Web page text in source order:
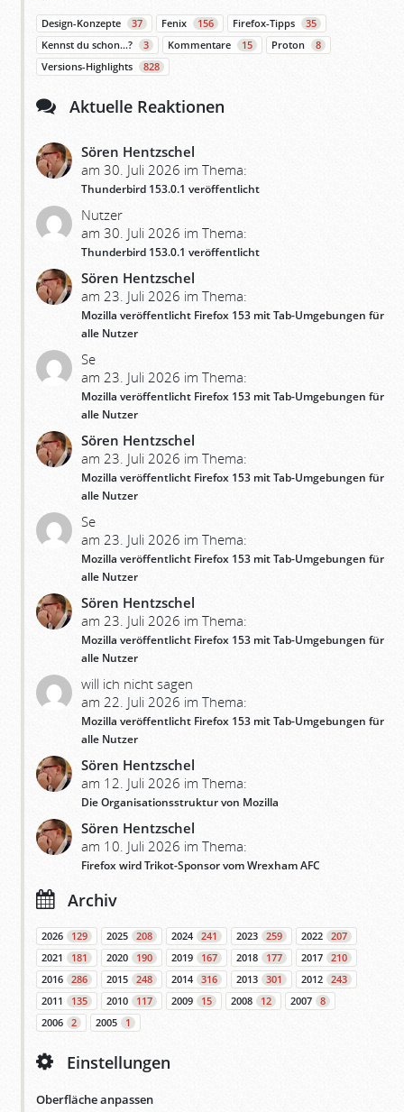
Design-Konzepte 37 Fenix 156 Firefox-Tipps
35
Kennst du schon…?
3 Kommentare 15 Proton
8
Versions-Highlights
828
Aktuelle Reaktionen
Sören Hentzschel
am 30. Juli 2026 im Thema:
Thunderbird 153.0.1 veröffentlicht
Nutzer
am 30. Juli 2026 im Thema:
Thunderbird 153.0.1 veröffentlicht
Sören Hentzschel
am 23. Juli 2026 im Thema:
Mozilla veröffentlicht Firefox 153 mit Tab-Umgebungen für
alle Nutzer
Se
am 23. Juli 2026 im Thema:
Mozilla veröffentlicht Firefox 153 mit Tab-Umgebungen für
alle Nutzer
Sören Hentzschel
am 23. Juli 2026 im Thema:
Mozilla veröffentlicht Firefox 153 mit Tab-Umgebungen für
alle Nutzer
Se
am 23. Juli 2026 im Thema:
Mozilla veröffentlicht Firefox 153 mit Tab-Umgebungen für
alle Nutzer
Sören Hentzschel
am 23. Juli 2026 im Thema:
Mozilla veröffentlicht Firefox 153 mit Tab-Umgebungen für
alle Nutzer
will ich nicht sagen
am 22. Juli 2026 im Thema:
Mozilla veröffentlicht Firefox 153 mit Tab-Umgebungen für
alle Nutzer
Sören Hentzschel
am 12. Juli 2026 im Thema:
Die Organisationsstruktur von Mozilla
Sören Hentzschel
am 10. Juli 2026 im Thema:
Firefox wird Trikot-Sponsor vom Wrexham AFC
Archiv
2026 129 2025 208 2024 241 2023 259 2022
207
2021
181 2020 190 2019 167 2018 177 2017
210
2016
286 2015 248 2014 316 2013 301 2012
243
2011
135 2010 117 2009 15 2008 12 2007
8
2006
2 2005 1
Einstellungen
Oberfläche anpassen